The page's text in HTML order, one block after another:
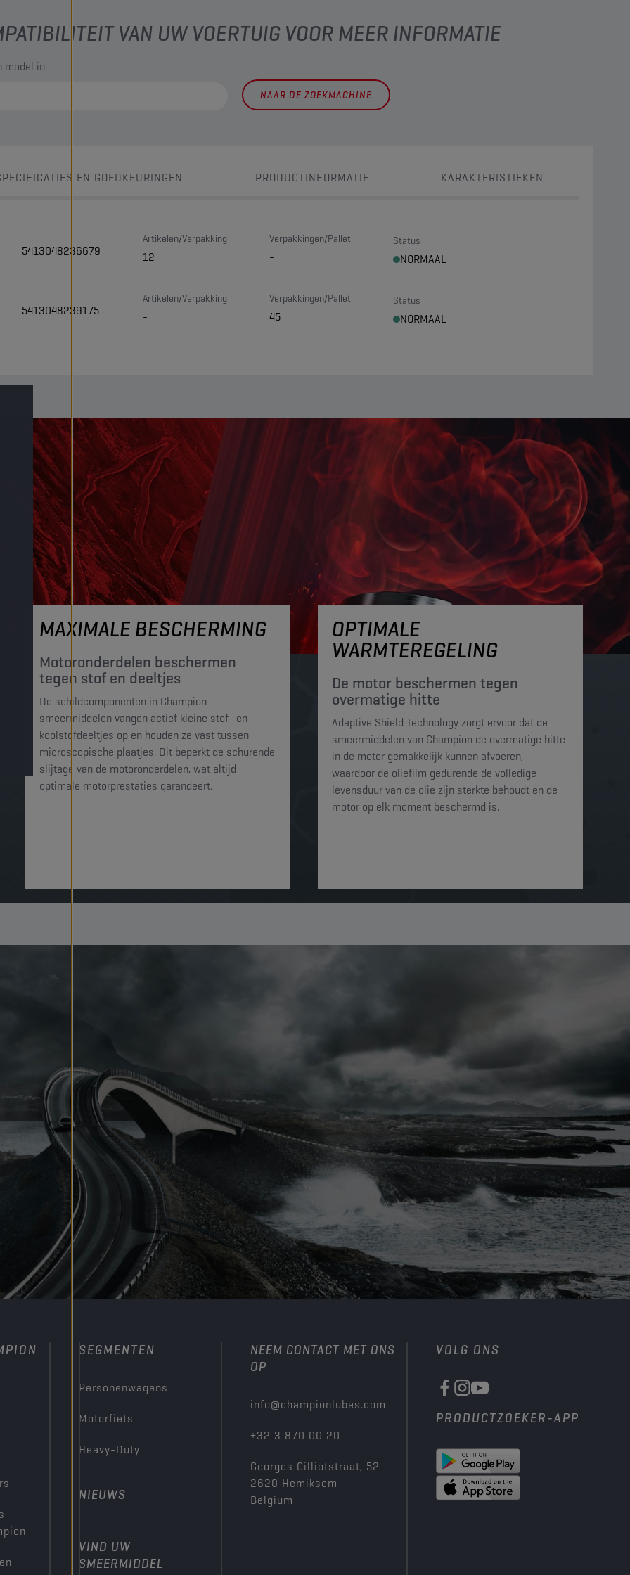
VAN UW VOERTUIG VOOR MEER INFORMATIE
model in
NAAR DE ZOEKMACHINE
EN GOEDKEURINGEN PRODUCTINFORMATIE KARAKTERISTIEKEN
5413048236679
Artikelen/Verpakking
12
Verpakkingen/Pallet
-
Status
NORMAAL
5413048239175
Artikelen/Verpakking
-
Verpakkingen/Pallet
45
Status
NORMAAL
MAXIMALE BESCHERMING
Motoronderdelen beschermen
tegen stof en deeltjes​
De schildcomponenten in Champion-
smeermiddelen vangen actief kleine stof- en
koolstofdeeltjes op en houden ze vast tussen
microscopische plaatjes. Dit beperkt de schurende
slijtage van de motoronderdelen, wat altijd
optimale motorprestaties garandeert.
OPTIMALE
WARMTEREGELING
De motor beschermen tegen
overmatige hitte​​​
Adaptive Shield Technology zorgt ervoor dat de
smeermiddelen van Champion de overmatige hitte
in de motor gemakkelijk kunnen afvoeren,
waardoor de oliefilm gedurende de volledige
levensduur van de olie zijn sterkte behoudt en de
motor op elk moment beschermd is. ​
SEGMENTEN
Personenwagens
Motorfiets
Heavy-Duty
NIEUWS
VIND UW
SMEERMIDDEL
NEEM CONTACT MET ONS
OP
info@championlubes.com
+32 3 870 00 20
Georges Gilliotstraat, 52
2620 Hemiksem
Belgium
VOLG ONS
PRODUCTZOEKER-APP